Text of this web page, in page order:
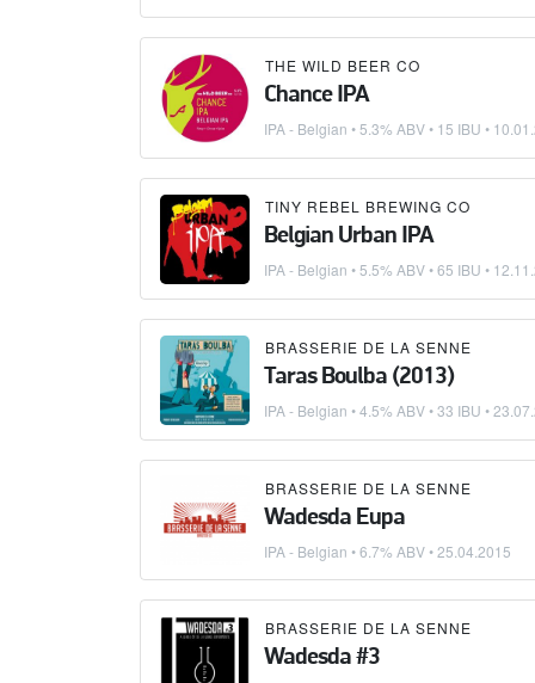
THE WILD BEER CO
Chance IPA
IPA - Belgian • 5.3% ABV • 15 IBU •
TINY REBEL BREWING CO
Belgian Urban IPA
IPA - Belgian • 5.5% ABV • 65 IBU •
BRASSERIE DE LA SENNE
Taras Boulba (2013)
IPA - Belgian • 4.5% ABV • 33 IBU •
BRASSERIE DE LA SENNE
Wadesda Eupa
IPA - Belgian • 6.7% ABV •25.04.2015
BRASSERIE DE LA SENNE
Wadesda #3